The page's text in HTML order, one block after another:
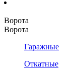
Ворота
Ворота
Гаражные
Откатные